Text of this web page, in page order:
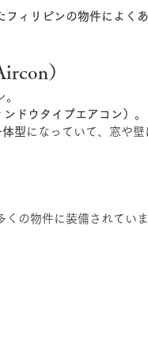
フィリピンの物件によく
）
ドウタイプエアコン） 。
型になっていて、窓や
の物件に装備されていま